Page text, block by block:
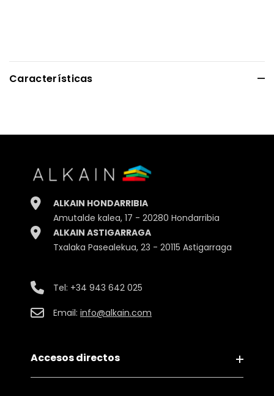
Características
Alto 23.00cm.
Peso 2175gr.
Embalaje Bote
ALKAIN HONDARRIBIA
Amutalde kalea, 17 - 20280 Hondarribia
ALKAIN ASTIGARRAGA
Txalaka Pasealekua, 23 - 20115 Astigarraga
Tel: +34 943 642 025
Email: info@alkain.com
Accesos directos